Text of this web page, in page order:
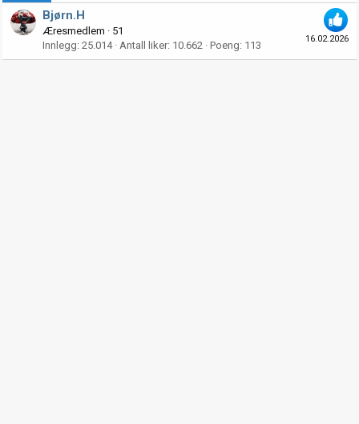
16.02.2026
Bjørn.H
Æresmedlem · 51
Innlegg 25.014 Antall liker 10.662 Poeng 113